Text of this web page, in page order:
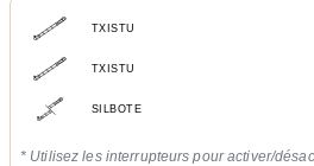
TXISTU
TXISTU
SILBOTE
* Utilisez les interrupteurs pour activer/